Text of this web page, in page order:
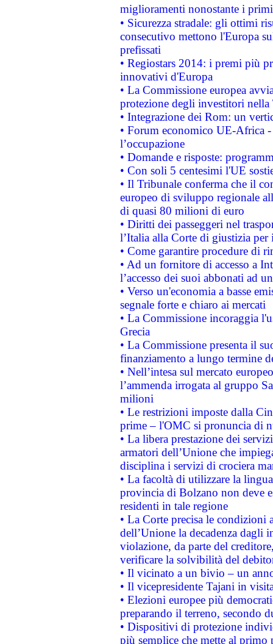
miglioramenti nonostante i
• Sicurezza stradale: gli ottimi
consecutivo mettono l'Europa
prefissati
• Regiostars 2014: i premi più
innovativi d'Europa
• La Commissione europea
protezione degli investitori
• Integrazione dei Rom: un
• Forum economico UE-Africa -
l’occupazione
• Domande e risposte:
• Con soli 5 centesimi l'UE
• Il Tribunale conferma che il
europeo di sviluppo regionale
di quasi 80 milioni di euro
• Diritti dei passeggeri nel
l’Italia alla Corte di giustizia
• Come garantire procedure di
• Ad un fornitore di accesso a
l’accesso dei suoi abbonati ad
• Verso un'economia a basse
segnale forte e chiaro ai mercati
• La Commissione incoraggia
Grecia
• La Commissione presenta il
finanziamento a lungo termine
• Nell’intesa sul mercato
l’ammenda irrogata al gruppo
milioni
• Le restrizioni imposte dalla
prime – l'OMC si pronuncia di
• La libera prestazione dei
armatori dell’Unione che
disciplina i servizi di crociera
• La facoltà di utilizzare la
provincia di Bolzano non deve
residenti in tale regione
• La Corte precisa le
dell’Unione la decadenza dagli
violazione, da parte del
verificare la solvibilità del
• Il vicinato a un bivio – un
• Il vicepresidente Tajani in
• Elezioni europee più
preparando il terreno, secondo
• Dispositivi di protezione
più semplice che mette al primo